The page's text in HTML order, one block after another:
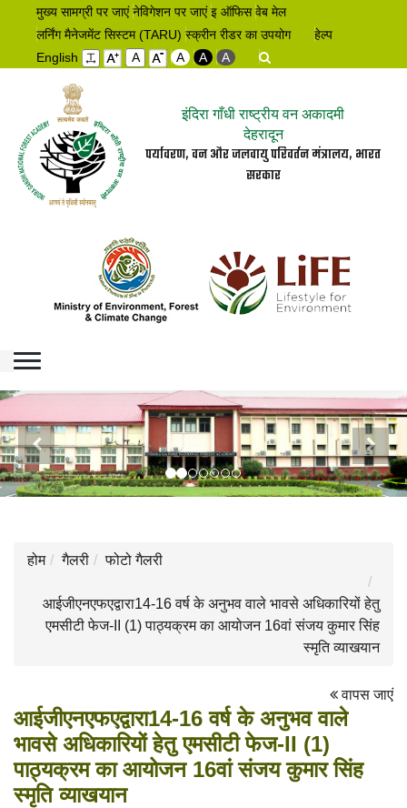
मुख्य सामग्री पर जाएं नेविगेशन पर जाएं इ ऑफिस वेब मेल
लर्निंग मैनेजमेंट सिस्टम (TARU) स्क्रीन रीडर का उपयोग
हेल्प
English
A A A A
इंदिरा गाँधी राष्ट्रीय वन अकादमी
देहरादून
पर्यावरण, वन और जलवायु परिवर्तन मंत्रालय, भारत
सरकार
Previous Next
होम गैलरी फोटो गैलरी
आईजीएनएफएद्वारा14-16 वर्ष के अनुभव वाले भावसे अधिकारियों हेतु
एमसीटी फेज-II (1) पाठ्यक्रम का आयोजन 16वां संजय कुमार सिंह
स्मृति व्याखयान
वापस जाएं
आईजीएनएफएद्वारा14-16 वर्ष के अनुभव वाले
भावसे अधिकारियों हेतु एमसीटी फेज-II (1)
पाठ्यक्रम का आयोजन 16वां संजय कुमार सिंह
स्मृति व्याखयान